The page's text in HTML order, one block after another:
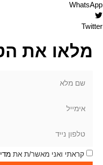
WhatsApp
Twitter
מלאו את
קראתי ואני מאשר/ת את